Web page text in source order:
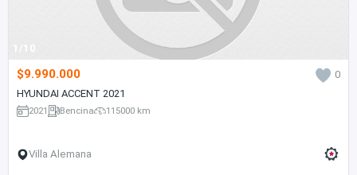
1/10
$9.990.000
0
HYUNDAI ACCENT 2021
2021 Bencina 115000 km
Villa Alemana